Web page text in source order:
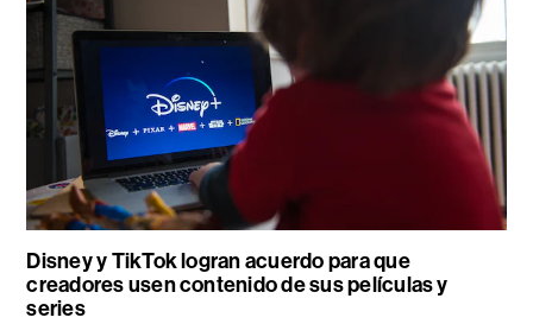
Disney y TikTok logran acuerdo para que
creadores usen contenido de sus películas y
series